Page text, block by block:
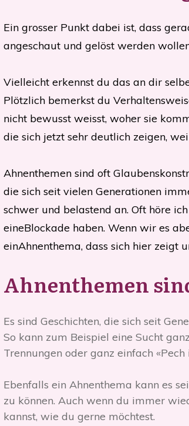
Ein grosser Punkt dabei ist, dass
angeschaut und gelöst werden
Vielleicht erkennst du das an dir
Plötzlich bemerkst du
nicht bewusst weisst, woher sie
die sich jetzt sehr deutlich zeigen,
Ahnenthemen sind oft
die sich seit vielen Generationen
schwer und belastend an. Oft höre
eineBlockade haben. Wenn wir es
einAhnenthema, dass sich hier zeigt
Ahnenthemen
Es sind Geschichten, die sich seit
So kann zum Beispiel eine Sucht
Trennungen oder ganz einfach
Ebenfalls ein Ahnenthema kann es
zu können. Auch wenn du immer
kannst, wie du gerne möchtest.